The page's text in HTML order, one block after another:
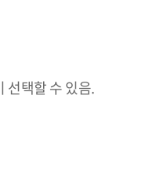
선택할 수 있음.